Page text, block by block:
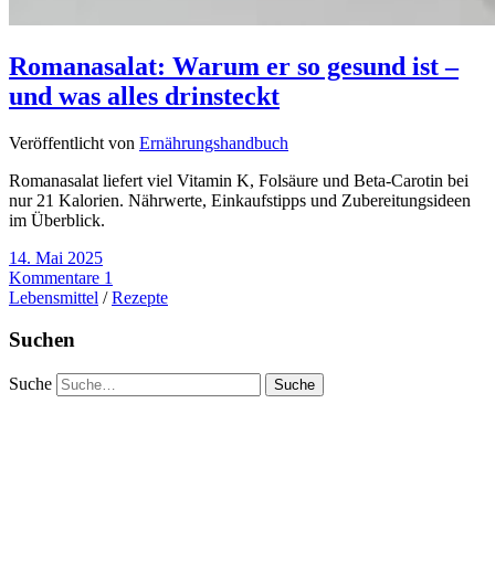
Romanasalat: Warum er so gesund ist –
und was alles drinsteckt
Veröffentlicht von Ernährungshandbuch
Romanasalat liefert viel Vitamin K, Folsäure und Beta-Carotin bei
nur 21 Kalorien. Nährwerte, Einkaufstipps und Zubereitungsideen
im Überblick.
14. Mai 2025
Kommentare 1
Lebensmittel /Rezepte
Suchen
Suche